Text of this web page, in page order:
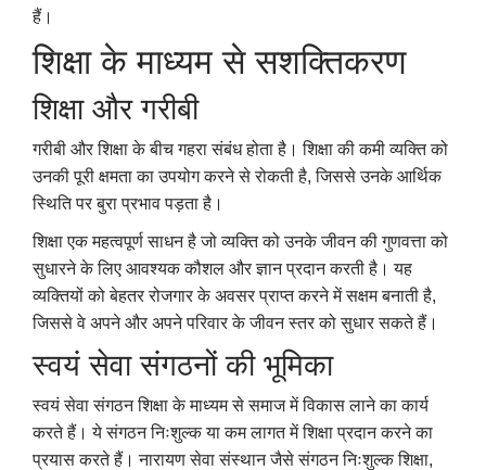
हैं।
शिक्षा के माध्यम से सशक्तिकरण
शिक्षा और गरीबी
गरीबी और शिक्षा के बीच गहरा संबंध होता है। शिक्षा की कमी व्यक्ति को
उनकी पूरी क्षमता का उपयोग करने से रोकती है, जिससे उनके आर्थिक
स्थिति पर बुरा प्रभाव पड़ता है।
शिक्षा एक महत्वपूर्ण साधन है जो व्यक्ति को उनके जीवन की गुणवत्ता को
सुधारने के लिए आवश्यक कौशल और ज्ञान प्रदान करती है। यह
व्यक्तियों को बेहतर रोजगार के अवसर प्राप्त करने में सक्षम बनाती है,
जिससे वे अपने और अपने परिवार के जीवन स्तर को सुधार सकते हैं।
स्वयं सेवा संगठनों की भूमिका
स्वयं सेवा संगठन शिक्षा के माध्यम से समाज में विकास लाने का कार्य
करते हैं। ये संगठन निःशुल्क या कम लागत में शिक्षा प्रदान करने का
प्रयास करते हैं। नारायण सेवा संस्थान जैसे संगठन निःशुल्क शिक्षा,